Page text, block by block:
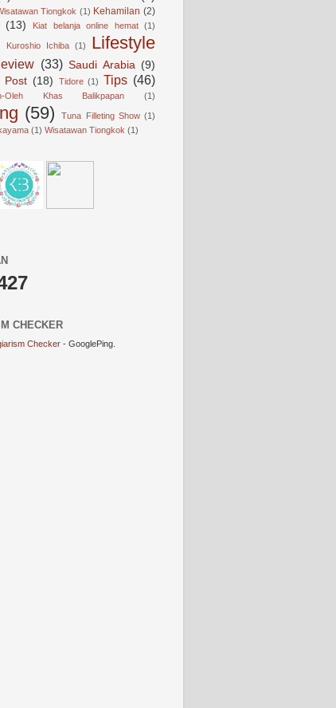
Tiongkok (1) Kehamilan (2)
(13) Kiat belanja online hemat (1)
Kuroshio Ichiba (1)
Lifestyle
(33) Saudi Arabia (9)
Post (18) Tidore (1) Tips (46)
Oleh Khas Balikpapan (1)
(59) Tuna Filleting Show (1)
(1) Wisatawan Tiongkok (1)
CHECKER
Checker- GooglePing.